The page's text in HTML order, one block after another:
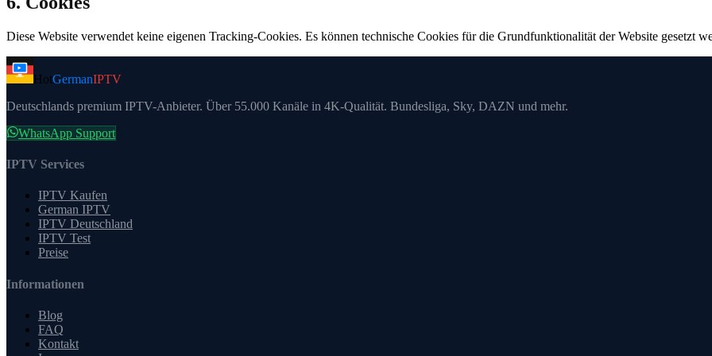
Diese Website verwendet keine eigenen Tracking-Cookies. Es können technische Cookies für die Grundfunktionalität der Website gesetzt
HotGermanIPTV
Deutschlands premium IPTV-Anbieter. Über 55.000 Kanäle in 4K-Qualität. Bundesliga, Sky, DAZN und mehr.
WhatsApp Support
IPTV Services
IPTV Kaufen
German IPTV
IPTV Deutschland
IPTV Test
Preise
Informationen
Blog
FAQ
Kontakt